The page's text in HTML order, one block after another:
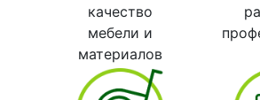
качество
мебели и
материалов